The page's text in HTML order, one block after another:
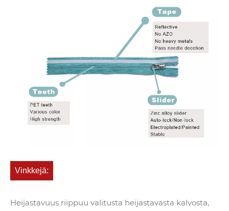
Vinkkejä:
Heijastavuus riippuu valitusta heijastavasta kalvosta,